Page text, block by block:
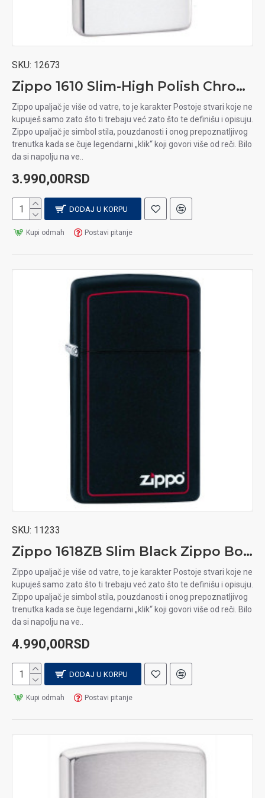
SKU: 12673
Zippo 1610 Slim-High Polish Chrom upaljač
Zippo upaljač je više od vatre, to je karakter Postoje stvari koje ne
kupuješ samo zato što ti trebaju već zato što te definišu i opisuju.
Zippo upaljač je simbol stila, pouzdanosti i onog prepoznatljivog
trenutka kada se čuje legendarni „klik“ koji govori više od reči. Bilo
da si napolju na ve..
3.990,00RSD
DODAJ U KORPU
Kupi odmah Postavi pitanje
SKU: 11233
Zippo 1618ZB Slim Black Zippo Bor upaljač
Zippo upaljač je više od vatre, to je karakter Postoje stvari koje ne
kupuješ samo zato što ti trebaju već zato što te definišu i opisuju.
Zippo upaljač je simbol stila, pouzdanosti i onog prepoznatljivog
trenutka kada se čuje legendarni „klik“ koji govori više od reči. Bilo
da si napolju na ve..
4.990,00RSD
DODAJ U KORPU
Kupi odmah Postavi pitanje